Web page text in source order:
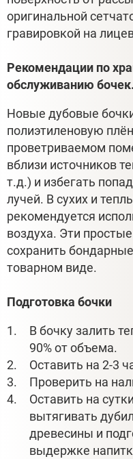
оригинальной
гравировкой на
Рекомендации по
обслуживанию бочек.
Новые дубовые
полиэтиленовую
проветриваемом
вблизи источников
т.д.) и избегать
лучей. В сухих и
рекомендуется
воздуха. Эти
сохранить
товарном виде.
Подготовка бочки
В бочку залить
90% от объема.
Оставить на 2-3
Проверить на
Оставить на
вытягивать
древесины и
выдержке